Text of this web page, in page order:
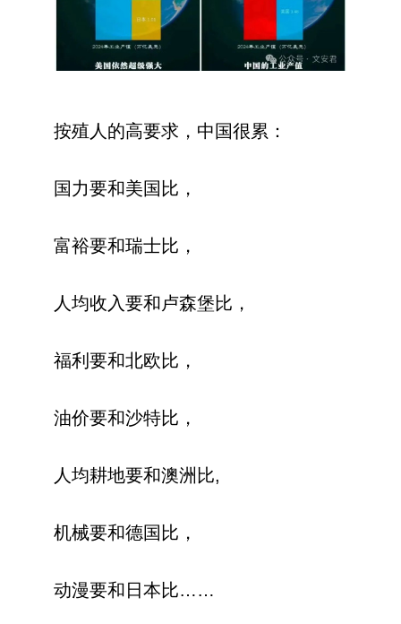
按殖人的高要求，中国很累：
国力要和美国比，
富裕要和瑞士比，
人均收入要和卢森堡比，
福利要和北欧比，
油价要和沙特比，
人均耕地要和澳洲比,
机械要和德国比，
动漫要和日本比……